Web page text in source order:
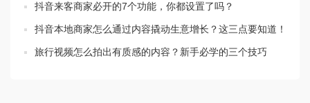
抖音来客商家必开的7个功能，你都设置了吗？
抖音本地商家怎么通过内容撬动生意增长？这三点要知道！
旅行视频怎么拍出有质感的内容？新手必学的三个技巧